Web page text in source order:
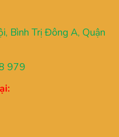
Bình Trị Đông A, Quận
979